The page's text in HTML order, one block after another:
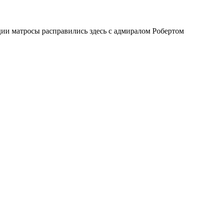
матросы расправились здесь с адмиралом Робертом